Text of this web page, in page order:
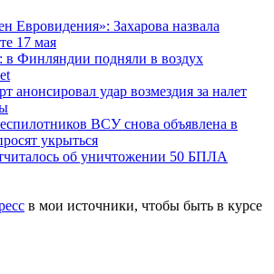
Евровидения»: Захарова назвала
17 мая
в Финляндии подняли в воздух
анонсировал удар возмездия за налет
ВСУ снова объявлена в
укрыться
об уничтожении 50 БПЛА
в мои источники, чтобы быть в курсе